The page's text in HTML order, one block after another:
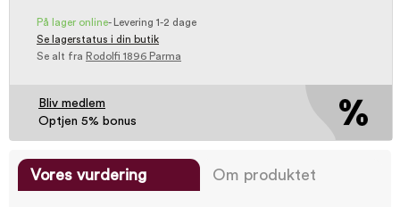
På lager online-
Levering 1-2 dage
Se lagerstatus i din butik
Se alt fra Rodolfi 1896 Parma
Bliv medlem
Optjen 5% bonus
Vores vurdering Om produktet